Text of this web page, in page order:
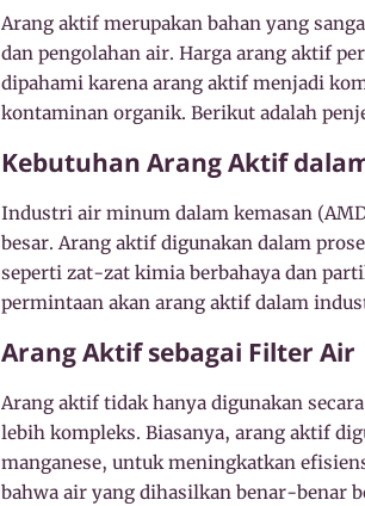
Arang aktif merupakan bahan yang
dan pengolahan air. Harga arang aktif
dipahami karena arang aktif menjadi
kontaminan organik. Berikut adalah
Kebutuhan Arang Aktif
Industri air minum dalam kemasan
besar. Arang aktif digunakan dalam
seperti zat-zat kimia berbahaya dan
permintaan akan arang aktif dalam
Arang Aktif sebagai Filter Air
Arang aktif tidak hanya digunakan
lebih kompleks. Biasanya, arang aktif
manganese, untuk meningkatkan
bahwa air yang dihasilkan benar-benar